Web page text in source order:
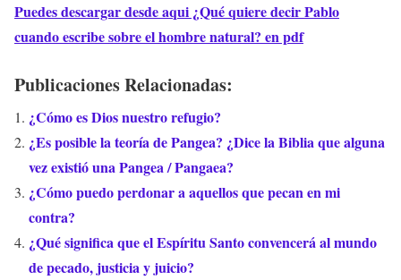
Puedes descargar desde aqui ¿Qué quiere decir Pablo
cuando escribe sobre el hombre natural? en pdf
Publicaciones Relacionadas:
¿Cómo es Dios nuestro refugio?
¿Es posible la teoría de Pangea? ¿Dice la Biblia que alguna
vez existió una Pangea / Pangaea?
¿Cómo puedo perdonar a aquellos que pecan en mi
contra?
¿Qué significa que el Espíritu Santo convencerá al mundo
de pecado, justicia y juicio?